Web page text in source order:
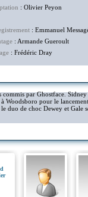
: Olivier Peyon
: Emmanuel
: Armande Gueroult
: Frédéric Dray
par Ghostface.
Woodsboro pour le
duo de choc Dewey et Gale